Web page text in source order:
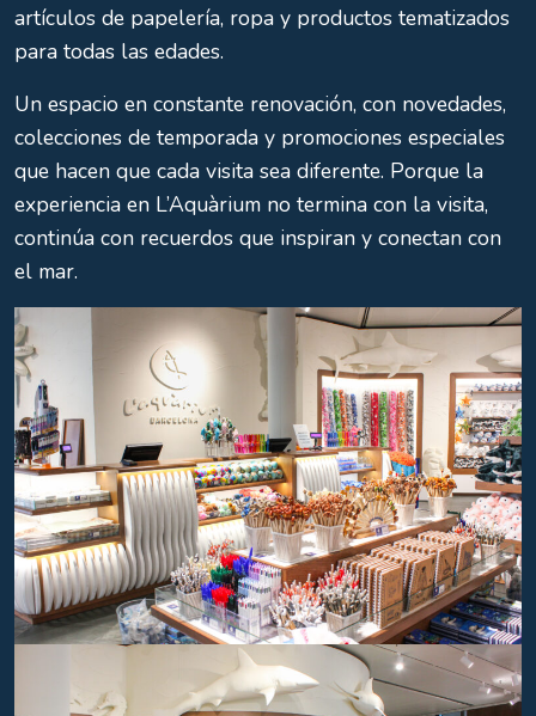
artículos de papelería, ropa y productos tematizados
para todas las edades.
Un espacio en constante renovación, con novedades,
colecciones de temporada y promociones especiales
que hacen que cada visita sea diferente. Porque la
experiencia en L’Aquàrium no termina con la visita,
continúa con recuerdos que inspiran y conectan con
el mar.